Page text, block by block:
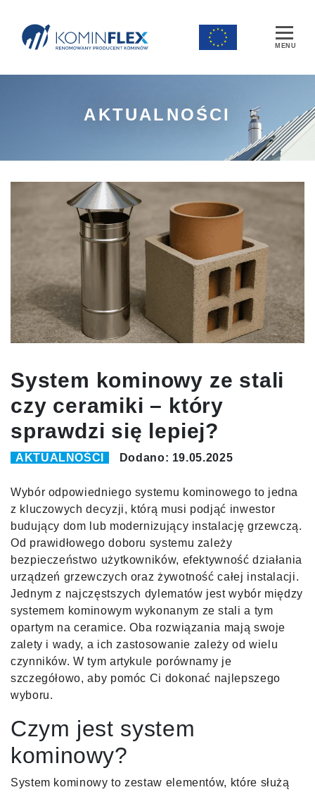
Main Navigation
AKTUALNOŚCI
System kominowy ze stali
czy ceramiki – który
sprawdzi się lepiej?
AKTUALNOŚCI Dodano: 19.05.2025
Wybór odpowiedniego systemu kominowego to jedna
z kluczowych decyzji, którą musi podjąć inwestor
budujący dom lub modernizujący instalację grzewczą.
Od prawidłowego doboru systemu zależy
bezpieczeństwo użytkowników, efektywność działania
urządzeń grzewczych oraz żywotność całej instalacji.
Jednym z najczęstszych dylematów jest wybór między
systemem kominowym wykonanym ze stali a tym
opartym na ceramice. Oba rozwiązania mają swoje
zalety i wady, a ich zastosowanie zależy od wielu
czynników. W tym artykule porównamy je
szczegółowo, aby pomóc Ci dokonać najlepszego
wyboru.
Czym jest system
kominowy?
System kominowy to zestaw elementów, które służą